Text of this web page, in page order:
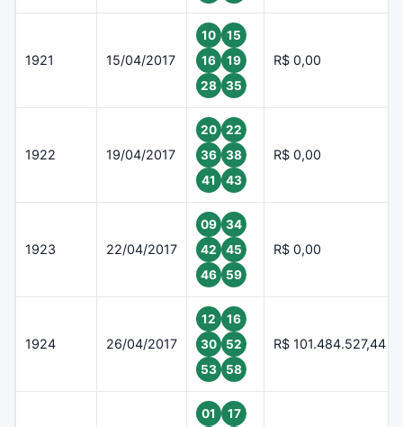
1921 15/04/2017
10
15
16
19
28
35
R$ 0,00
1922 19/04/2017
20
22
36
38
41
43
R$ 0,00
1923 22/04/2017
09
34
42
45
46
59
R$ 0,00
1924 26/04/2017
12
16
30
52
53
58
R$ 101.484.527,44
01
17